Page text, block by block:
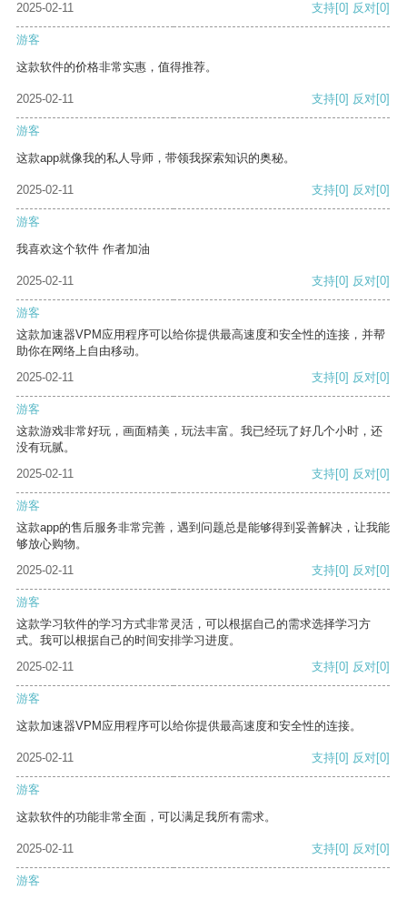
2025-02-11 支持[0] 反对[0]
游客
这款软件的价格非常实惠，值得推荐。
2025-02-11 支持[0] 反对[0]
游客
这款app就像我的私人导师，带领我探索知识的奥秘。
2025-02-11 支持[0] 反对[0]
游客
我喜欢这个软件 作者加油
2025-02-11 支持[0] 反对[0]
游客
这款加速器VPM应用程序可以给你提供最高速度和安全性的连接，并帮
助你在网络上自由移动。
2025-02-11
支持[0] 反对[0]
游客
这款游戏非常好玩，画面精美，玩法丰富。我已经玩了好几个小时，还
没有玩腻。
2025-02-11
支持[0] 反对[0]
游客
这款app的售后服务非常完善，遇到问题总是能够得到妥善解决，让我能
够放心购物。
2025-02-11
支持[0] 反对[0]
游客
这款学习软件的学习方式非常灵活，可以根据自己的需求选择学习方
式。我可以根据自己的时间安排学习进度。
2025-02-11
支持[0] 反对[0]
游客
这款加速器VPM应用程序可以给你提供最高速度和安全性的连接。
2025-02-11 支持[0] 反对[0]
游客
这款软件的功能非常全面，可以满足我所有需求。
2025-02-11 支持[0] 反对[0]
游客